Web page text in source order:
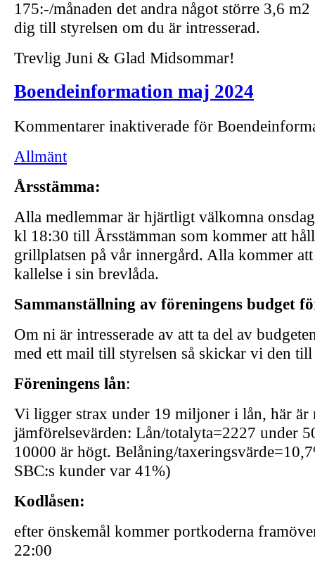
175:-/månaden det andra något större 3,6
dig till styrelsen om du är intresserad.
Trevlig Juni & Glad Midsommar!
Boendeinformation maj 2024
Kommentarer inaktiverade för
Allmänt
Årsstämma:
Alla medlemmar är hjärtligt välkomna
kl 18:30 till Årsstämman som kommer att
grillplatsen på vår innergård. Alla kommer att
kallelse i sin brevlåda.
Sammanställning av föreningens budget
Om ni är intresserade av att ta del av
med ett mail till styrelsen så skickar vi den
Föreningens lån:
Vi ligger strax under 19 miljoner i lån, här är
jämförelsevärden: Lån/totalyta=2227 under
10000 är högt. Belåning/
SBC:s kunder var 41%)
Kodlåsen:
efter önskemål kommer portkoderna
22:00